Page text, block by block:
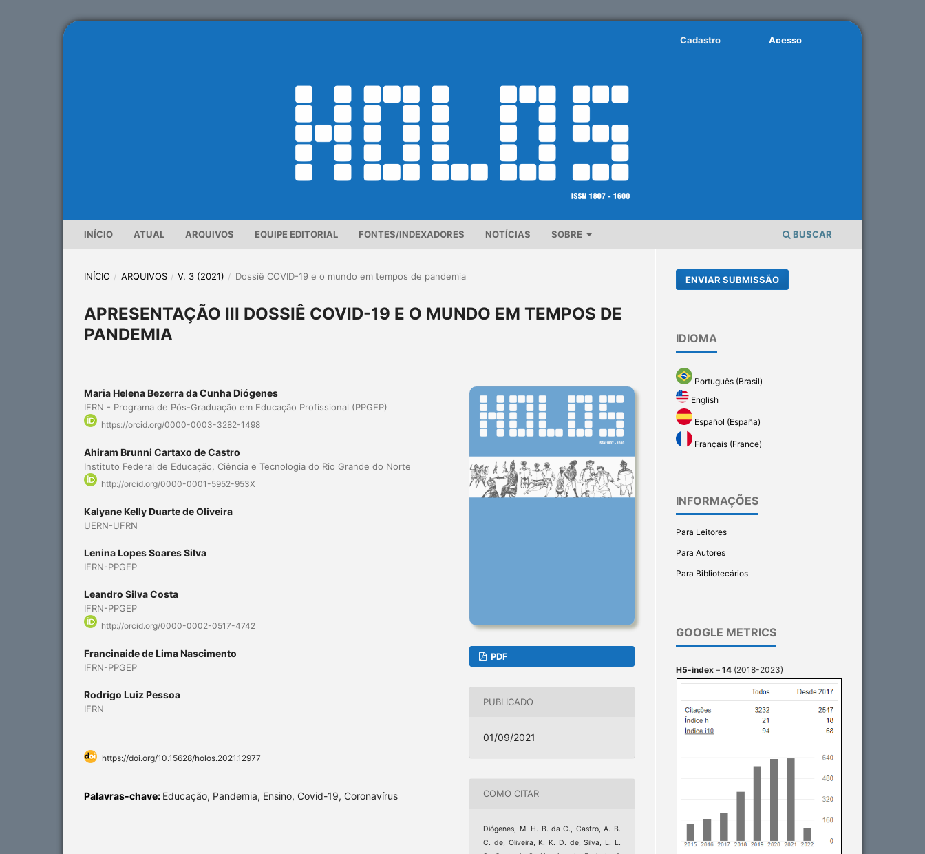
INÍCIO ATUAL ARQUIVOS EQUIPE EDITORIAL FONTES/INDEXADORES NOTÍCIAS SOBRE BUSCAR
Cadastro Acesso
INÍCIO / ARQUIVOS / V. 3 (2021) / Dossiê COVID-19 e o mundo em tempos de pandemia
APRESENTAÇÃO III DOSSIÊ COVID-19 E O MUNDO EM TEMPOS DE
PANDEMIA
Maria Helena Bezerra da Cunha Diógenes
IFRN - Programa de Pós-Graduação em Educação Profissional (PPGEP)
https://orcid.org/0000-0003-3282-1498
Ahiram Brunni Cartaxo de Castro
Instituto Federal de Educação, Ciência e Tecnologia do Rio Grande do Norte
http://orcid.org/0000-0001-5952-953X
Kalyane Kelly Duarte de Oliveira
UERN-UFRN
Lenina Lopes Soares Silva
IFRN-PPGEP
Leandro Silva Costa
IFRN-PPGEP
http://orcid.org/0000-0002-0517-4742
Francinaide de Lima Nascimento
IFRN-PPGEP
Rodrigo Luiz Pessoa
IFRN
https://doi.org/10.15628/holos.2021.12977
Palavras-chave: Educação, Pandemia, Ensino, Covid-19, Coronavírus
PDF
PUBLICADO
01/09/2021
COMO CITAR
Diógenes, M. H. B. da C., Castro, A. B.
C. de, Oliveira, K. K. D. de, Silva, L. L.
ENVIAR SUBMISSÃO
IDIOMA
Português (Brasil)
English
Español (España)
Français (France)
INFORMAÇÕES
Para Leitores
Para Autores
Para Bibliotecários
GOOGLE METRICS
H5-index – 14 (2018-2023)